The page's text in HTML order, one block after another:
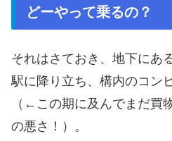
どーやって乗るの？
それはさておき、地下にあ
駅に降り立ち、構内のコン
（←この期に及んでまだ買
の悪さ！）。